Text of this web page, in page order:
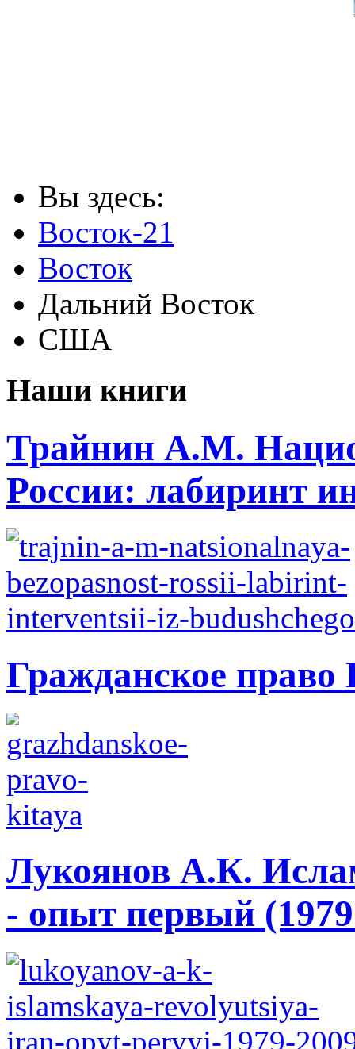
Вы здесь:
Восток-21
Восток
Дальний Восток
США
Наши книги
Трайнин А.М.
России: лабиринт
Гражданское право
Лукоянов А.К.
- опыт первый